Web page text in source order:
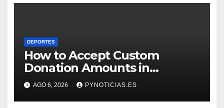
DEPORTES
How to Accept Custom
Donation Amounts in
WordPress with Stripe
AGO 6, 2026 PYNOTICIAS.ES